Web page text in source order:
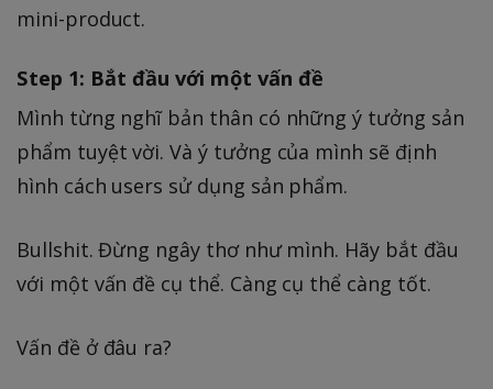
mini-product.
Step 1: Bắt đầu với một vấn đề
Mình từng nghĩ bản thân có những ý tưởng sản
phẩm tuyệt vời. Và ý tưởng của mình sẽ định
hình cách users sử dụng sản phẩm.
Bullshit. Đừng ngây thơ như mình. Hãy bắt đầu
với một vấn đề cụ thể. Càng cụ thể càng tốt.
Vấn đề ở đâu ra?